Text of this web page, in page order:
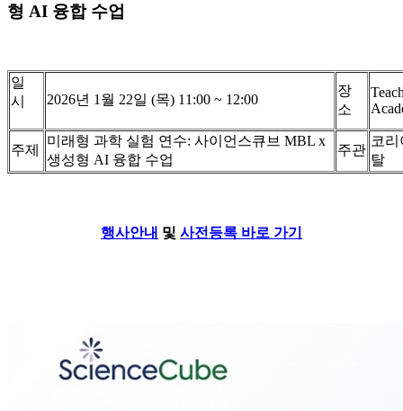
형 AI 융합 수업
일
시
2026년 1월 22일 (목) 11:00 ~ 12:00
장
소
주제
미래형 과학 실험 연수: 사이언스큐브 MBL x
생성형 AI 융합 수업
주관
코
탈
행사안내 및 사전등록 바로 가기